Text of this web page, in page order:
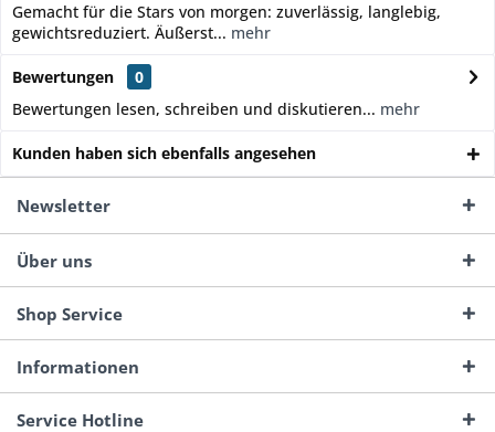
Gemacht für die Stars von morgen: zuverlässig, langlebig,
gewichtsreduziert. Äußerst... mehr
Bewertungen
0
Bewertungen lesen, schreiben und diskutieren... mehr
Kunden haben sich ebenfalls angesehen
Newsletter
Über uns
Shop Service
Informationen
Service Hotline